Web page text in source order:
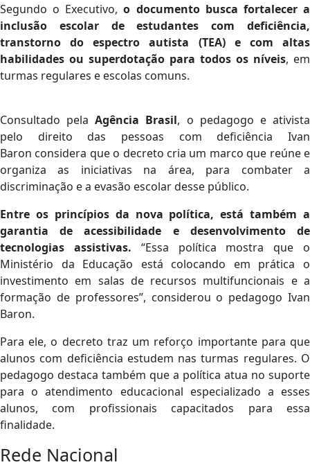
Segundo o Executivo,o documento busca fortalecer a
inclusão escolar de estudantes com deficiência,
transtorno do espectro autista (TEA) e com altas
habilidades ou superdotação para todos os níveis, em
turmas regulares e escolas comuns.
Consultado pelaAgência Brasil, o pedagogo e ativista
pelo direito das pessoas com deficiência Ivan
Baron considera que o decreto cria um marco que reúne e
organiza as iniciativas na área, para combater a
discriminação e a evasão escolar desse público.
Entre os princípios da nova política, está também a
garantia de acessibilidade e desenvolvimento de
tecnologias assistivas. “Essa política mostra que o
Ministério da Educação está colocando em prática o
investimento em salas de recursos multifuncionais e a
formação de professores”, considerou o pedagogo Ivan
Baron.
Para ele, o decreto traz um reforço importante para que
alunos com deficiência estudem nas turmas regulares. O
pedagogo destaca também que a política atua no suporte
para o atendimento educacional especializado a esses
alunos, com profissionais capacitados para essa
finalidade.
Rede Nacional